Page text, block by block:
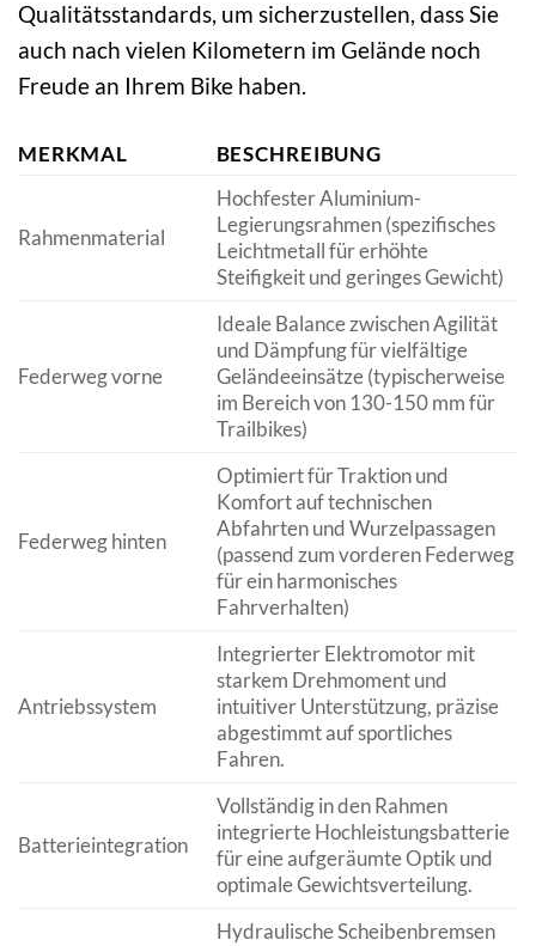
Qualitätsstandards, um sicherzustellen, dass Sie
auch nach vielen Kilometern im Gelände noch
Freude an Ihrem Bike haben.
MERKMAL BESCHREIBUNG
Rahmenmaterial
Hochfester Aluminium-
Legierungsrahmen (spezifisches
Leichtmetall für erhöhte
Steifigkeit und geringes Gewicht)
Federweg vorne
Ideale Balance zwischen Agilität
und Dämpfung für vielfältige
Geländeeinsätze (typischerweise
im Bereich von 130-150 mm für
Trailbikes)
Federweg hinten
Optimiert für Traktion und
Komfort auf technischen
Abfahrten und Wurzelpassagen
(passend zum vorderen Federweg
für ein harmonisches
Fahrverhalten)
Antriebssystem
Integrierter Elektromotor mit
starkem Drehmoment und
intuitiver Unterstützung, präzise
abgestimmt auf sportliches
Fahren.
Batterieintegration
Vollständig in den Rahmen
integrierte Hochleistungsbatterie
für eine aufgeräumte Optik und
optimale Gewichtsverteilung.
Hydraulische Scheibenbremsen